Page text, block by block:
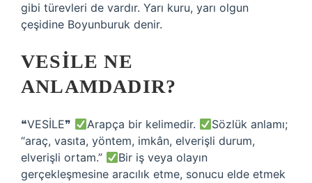
gibi türevleri de vardır. Yarı kuru, yarı olgun
çeşidine Boyunburuk denir.
VESILE NE
ANLAMDADIR?
❝VESİLE❞ Arapça bir kelimedir.
Sözlük anlamı;
“araç, vasıta, yöntem, imkân, elverişli durum,
elverişli ortam.”
Bir iş veya olayın
gerçekleşmesine aracılık etme, sonucu elde etmek